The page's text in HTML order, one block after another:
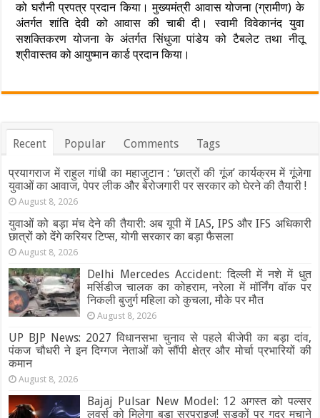
को घरौनी प्रपत्र प्रदान किया। मुख्यमंत्री आवास योजना (ग्रामीण) के
अंतर्गत शांति देवी को आवास की चाबी दी। स्वामी विवेकानंद युवा
सशक्तिकरण योजना के अंतर्गत सिंधुजा पांडेय को टैबलेट तथा नीतू
श्रीवास्तव को आयुष्मान कार्ड प्रदान किया।
Recent Popular Comments Tags
प्रयागराज में राहुल गांधी का महाजुटान : ‘छात्रों की गूंज’ कार्यक्रम में गूंजेगा
युवाओं का आवाज, पेपर लीक और बेरोजगारी पर सरकार को घेरने की तैयारी !
August 8, 2026
युवाओं को बड़ा मंच देने की तैयारी: अब यूपी में IAS, IPS और IFS अधिकारी
छात्रों को देंगे करियर टिप्स, योगी सरकार का बड़ा फैसला
August 8, 2026
Delhi Mercedes Accident: दिल्ली में नशे में धुत
मर्सिडीज चालक का कोहराम, नरेला में मॉर्निंग वॉक पर
निकली बुजुर्ग महिला को कुचला, मौके पर मौत
August 8, 2026
UP BJP News: 2027 विधानसभा चुनाव से पहले बीजेपी का बड़ा दांव,
पंकज चौधरी ने इन दिग्गज नेताओं को सौंपी क्षेत्र और मोर्चा प्रभारियों की
कमान
August 8, 2026
Bajaj Pulsar New Model: 12 अगस्त को पल्सर
लवर्स को मिलेगा बड़ा सरप्राइज! सड़कों पर गदर मचाने